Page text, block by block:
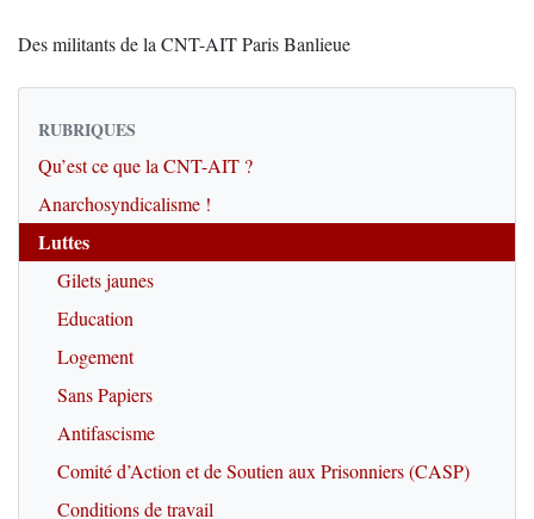
Des militants de la CNT-AIT Paris Banlieue
RUBRIQUES
Qu’est ce que la CNT-AIT ?
Anarchosyndicalisme !
Luttes
Gilets jaunes
Education
Logement
Sans Papiers
Antifascisme
Comité d’Action et de Soutien aux Prisonniers (CASP)
Conditions de travail